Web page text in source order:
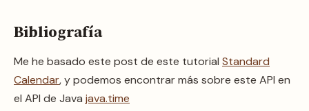
Bibliografía
Me he basado este post de este tutorial Standard
Calendar, y podemos encontrar más sobre este API en
el API de Java java.time